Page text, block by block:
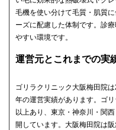
毛機を使い分けて毛質・肌質
ーズに配慮した体制です。診
やすい環境です。
運営元とこれまでの実
ゴリラクリニック大阪梅田院
年の運営実績があります。ゴ
以上あり、東京・神奈川・関
開しています。大阪梅田院は